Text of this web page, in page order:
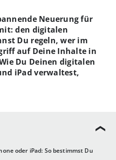
oder iPad: So bestimmst Du
Neuerung für
den digitalen
Du regeln, wer im
auf Deine Inhalte in
Du Deinen digitalen
iPad verwaltest,